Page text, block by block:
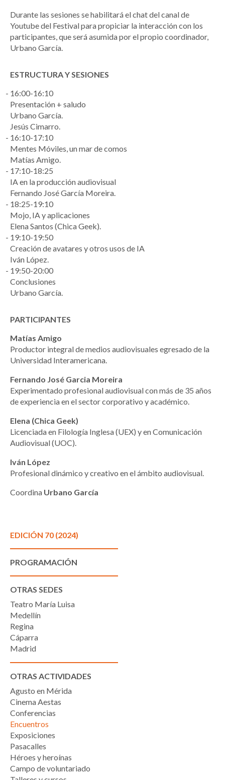
Durante las sesiones se habilitará el chat del canal de
Youtube del Festival para propiciar la interacción con los
participantes, que será asumida por el propio coordinador,
Urbano García.
ESTRUCTURA Y SESIONES
16:00-16:10
Presentación + saludo
Urbano García.
Jesús Cimarro.
16:10-17:10
Mentes Móviles, un mar de comos
Matías Amigo.
17:10-18:25
IA en la producción audiovisual
Fernando José García Moreira.
18:25-19:10
Mojo, IA y aplicaciones
Elena Santos (Chica Geek).
19:10-19:50
Creación de avatares y otros usos de IA
Iván López.
19:50-20:00
Conclusiones
Urbano García.
PARTICIPANTES
Matías Amigo
Productor integral de medios audiovisuales egresado de la
Universidad Interamericana.
Fernando José Garcia Moreira
Experimentado profesional audiovisual con más de 35 años
de experiencia en el sector corporativo y académico.
Elena (Chica Geek)
Licenciada en Filología Inglesa (UEX) y en Comunicación
Audiovisual (UOC).
Iván López
Profesional dinámico y creativo en el ámbito audiovisual.
Coordina Urbano García
EDICIÓN 70 (2024)
PROGRAMACIÓN
OTRAS SEDES
Teatro María Luisa
Medellín
Regina
Cáparra
Madrid
OTRAS ACTIVIDADES
Agusto en Mérida
Cinema Aestas
Conferencias
Encuentros
Exposiciones
Pasacalles
Héroes y heroínas
Campo de voluntariado